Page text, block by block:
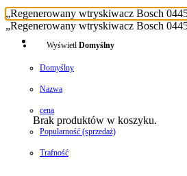
Shopping Cart
Brak produktów w koszyku.
„Regenerowany wtryskiwacz Bosch
„Regenerowany wtryskiwacz Bosch
Wyświetl Domyślny
Domyślny
Nazwa
cena
Popularność (sprzedaż)
Trafność